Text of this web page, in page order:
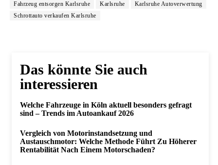
Fahrzeug entsorgen Karlsruhe
Karlsruhe
Karlsruhe Autoverwertung
Schrottauto verkaufen Karlsruhe
Das könnte Sie auch
interessieren
Welche Fahrzeuge in Köln aktuell besonders gefragt
sind – Trends im Autoankauf 2026
Vergleich von Motorinstandsetzung und
Austauschmotor: Welche Methode Führt Zu Höherer
Rentabilität Nach Einem Motorschaden?